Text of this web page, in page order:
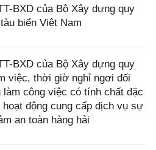
BXD của Bộ Xây dựng quy
biển Việt Nam
BXD của Bộ Xây dựng quy
việc, thời giờ nghỉ ngơi đối
công việc có tính chất đặc
động cung cấp dịch vụ sự
an toàn hàng hải